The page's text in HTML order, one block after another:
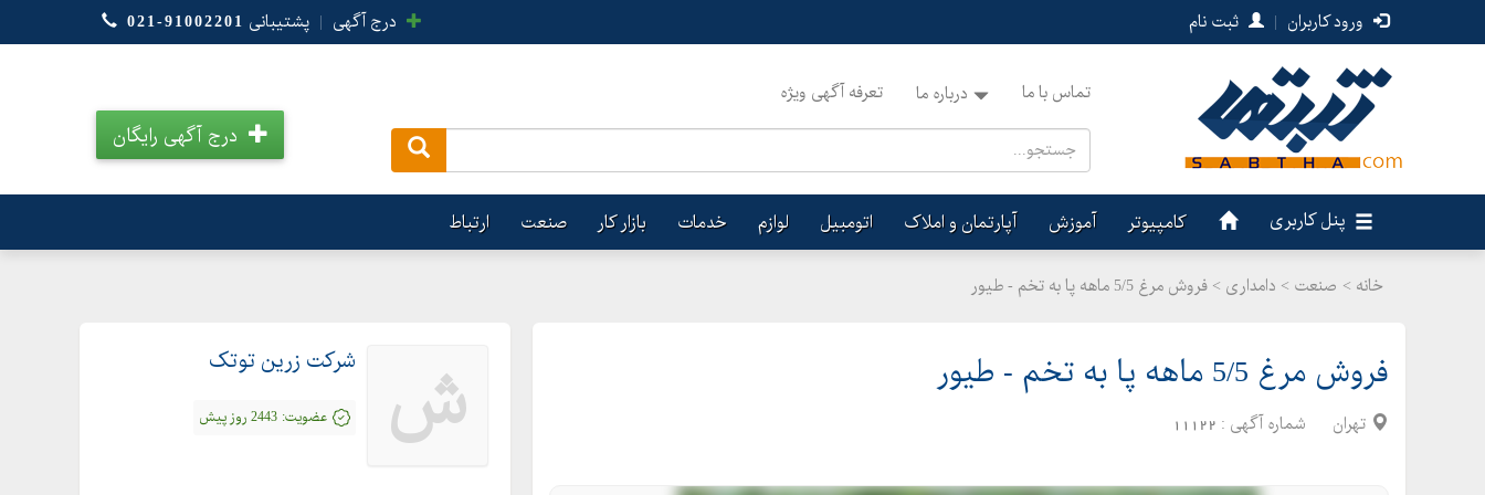
ورود کاربران | ثبت نام درج آگهی | پشتیبانی 021-91002201
تماس با ما درباره ما تعرفه آگهی ویژه
درج آگهی رایگان
پنل کاربری کامپیوتر آموزش آپارتمان و املاک اتومبیل لوازم خدمات بازار کار صنعت ارتباط
خانه > صنعت > دامداری > فروش مرغ 5/5 ماهه پا به تخم - طیور
فروش مرغ 5/5 ماهه پا به تخم - طیور
تهران شماره آگهی : 11122 ش شرکت زرین توتک
عضویت: 2443 روز پیش